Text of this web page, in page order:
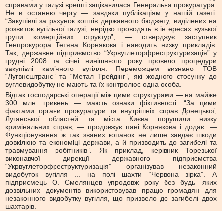
справами у галузі врешті зацікавилася Генеральна прокуратура.
Не в останню чергу — завдяки публікаціям у нашій газеті.
“Закупівлі за рахунок коштів державного бюджету, виділених на
розвиток вугільної галузі, нерідко проводять в інтересах вузької
групи комерційних структур”, — стверджує заступник
Генпрокурора Тетяна Корнякова і наводить низку прикладів.
Так, державне підприємство “Укрвуглеторфреструктуризація” у
грудні 2008 та січні нинішнього року провело процедури
закупівлі кам’яного вугілля. Переможцем визнано ТОВ
“Лугвнєштранс” та “Метал Трейдінг”, які жодного стосунку до
вуглевидобутку не мають та їх контролює одна особа.
Відтак господарські операції між цими структурами — на майже
300 млн. гривень — мають ознаки фіктивності. “За цими
фактами органи прокуратури та внутрішніх справ Донецької,
Луганської областей та міста Києва порушили низку
кримінальних справ, — продовжує пані Корнякова і додає: —
Функціонування ж так званих копанок не лише завдає шкоди
довкілюю та економіці держави, а й призводить до загибелі та
травмування робітників”. Як приклад, керівник Торезької
виконавчої дирекції державного підприємства
“Укрвуглеторфреструктуризація” організував незаконний
видобуток вугілля ... на полі шахти “Червона зірка”. А
підприємець О. Смелянцев упродовж року без будь—яких
дозвільних документів використовував працю громадян для
незаконного видобутку вугілля, що призвело до загибелі двох
шахтарів.